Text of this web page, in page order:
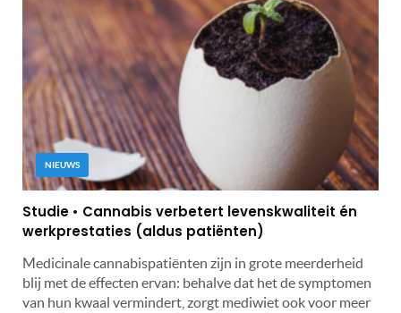
NIEUWS
Studie • Cannabis verbetert levenskwaliteit én
werkprestaties (aldus patiënten)
Medicinale cannabispatiënten zijn in grote meerderheid
blij met de effecten ervan: behalve dat het de symptomen
van hun kwaal vermindert, zorgt mediwiet ook voor meer